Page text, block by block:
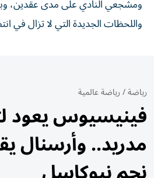
ومشجعي النادي على مدى عقدين،
واللحظات الجديدة التي لا تزال في
رياضة/رياضة عالمية
فينيسيوس يعود
مدريد.. وأرسنال